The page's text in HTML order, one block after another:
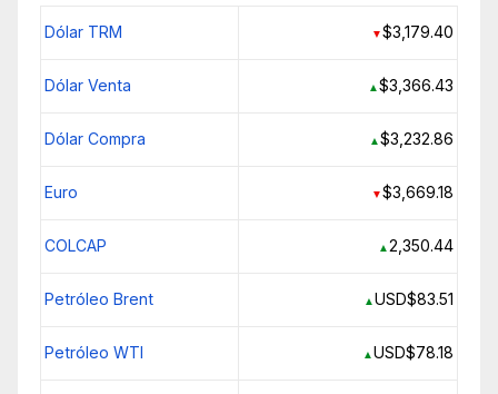
Dólar TRM ▼$3,179.40
Dólar Venta ▲$3,366.43
Dólar Compra ▲$3,232.86
Euro ▼$3,669.18
COLCAP ▲2,350.44
Petróleo Brent ▲USD$83.51
Petróleo WTI ▲USD$78.18